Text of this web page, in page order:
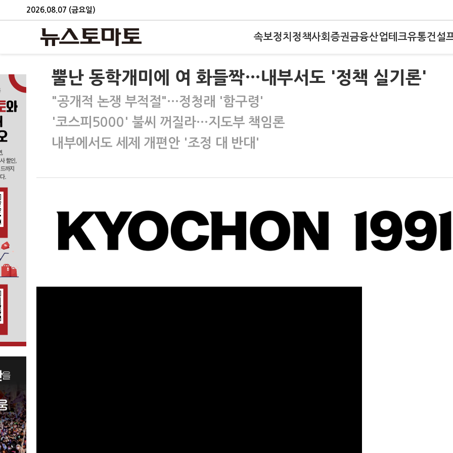
2026.08.07 (금요일)
속보정치 정책사회 증권금융산업테크유통건설
뿔난 동학개미에 여 화들짝…내부서도 '정책 실기론'
"공개적 논쟁 부적절"…정청래 '함구령'
'코스피5000' 불씨 꺼질라…지도부 책임론
내부에서도 세제 개편안 '조정 대 반대'